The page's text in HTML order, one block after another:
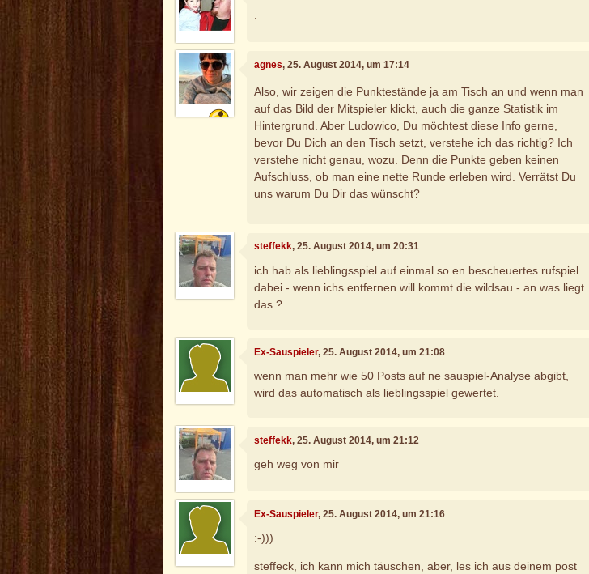
.
agnes, 25. August 2014, um 17:14
Also, wir zeigen die Punktestände ja am Tisch an und wenn man
auf das Bild der Mitspieler klickt, auch die ganze Statistik im
Hintergrund. Aber Ludowico, Du möchtest diese Info gerne,
bevor Du Dich an den Tisch setzt, verstehe ich das richtig? Ich
verstehe nicht genau, wozu. Denn die Punkte geben keinen
Aufschluss, ob man eine nette Runde erleben wird. Verrätst Du
uns warum Du Dir das wünscht?
steffekk, 25. August 2014, um 20:31
ich hab als lieblingsspiel auf einmal so en bescheuertes rufspiel
dabei - wenn ichs entfernen will kommt die wildsau - an was liegt
das ?
Ex-Sauspieler, 25. August 2014, um 21:08
wenn man mehr wie 50 Posts auf ne sauspiel-Analyse abgibt,
wird das automatisch als lieblingsspiel gewertet.
steffekk, 25. August 2014, um 21:12
geh weg von mir
Ex-Sauspieler, 25. August 2014, um 21:16
:-)))
steffeck, ich kann mich täuschen, aber, les ich aus deinem post